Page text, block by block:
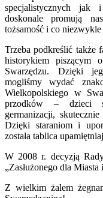
specjalistycznych jak
doskonale promują
tożsamość i co niezwykle
Trzeba podkreślić także
historykiem piszącym
Swarzędzu. Dzięki
mogliśmy wydać
Wielkopolskiego w
przodków – dzieci
germanizacji,
Dzięki staraniom i
została tablica
W 2008 r. decyzją
„Zasłużonego dla
Z wielkim żalem